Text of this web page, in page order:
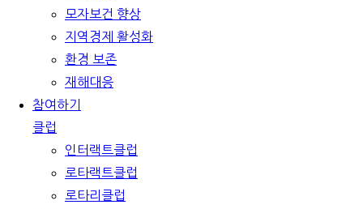
모자보건 향상
지역경제 활성화
환경 보존
재해대응
참여하기
클럽
인터랙트클럽
로타랙트클럽
로타리클럽